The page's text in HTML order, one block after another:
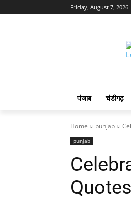
Friday, August 7, 2026
पंजाब चंडीगढ़
Home punjab
punjab
Quotes